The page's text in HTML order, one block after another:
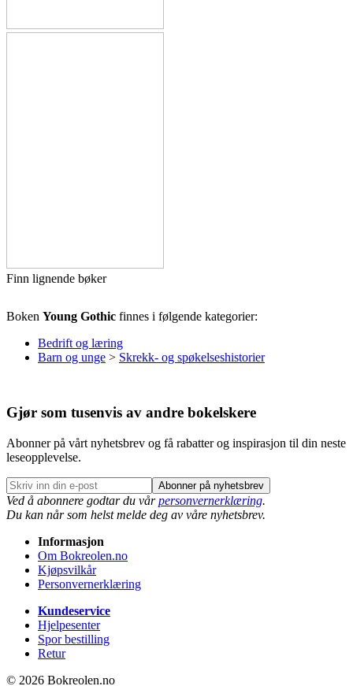
Finn lignende bøker
Boken Young Gothic finnes i følgende kategorier:
Bedrift og læring
Barn og unge > Skrekk- og spøkelseshistorier
Gjør som tusenvis av andre bokelskere
Abonner på vårt nyhetsbrev og få rabatter og inspirasjon til din neste
leseopplevelse.
Abonner på nyhetsbrev
Ved å abonnere godtar du vårpersonvernerklæring.
Du kan når som helst melde deg av våre nyhetsbrev.
Informasjon
Om Bokreolen.no
Kjøpsvilkår
Personvernerklæring
Kundeservice
Hjelpesenter
Spor bestilling
Retur
© 2026 Bokreolen.no